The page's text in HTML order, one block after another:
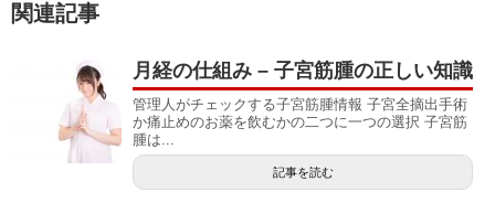
関連記事
月経の仕組み – 子宮筋腫の正しい知識
管理人がチェックする子宮筋腫情報 子宮全摘出手術
か痛止めのお薬を飲むかの二つに一つの選択 子宮筋
腫は...
記事を読む